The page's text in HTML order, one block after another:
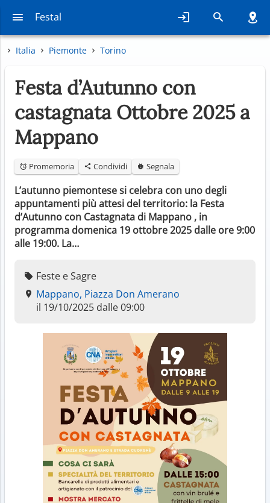
Festal
Italia Piemonte Torino
Festa d’Autunno con
castagnata Ottobre 2025 a
Mappano
Promemoria Condividi Segnala
L’autunno piemontese si celebra con uno degli
appuntamenti più attesi del territorio: la Festa
d’Autunno con Castagnata di Mappano , in
programma domenica 19 ottobre 2025 dalle ore 9:00
alle 19:00. La…
Feste e Sagre
Mappano, Piazza Don Amerano
il 19/10/2025 dalle 09:00